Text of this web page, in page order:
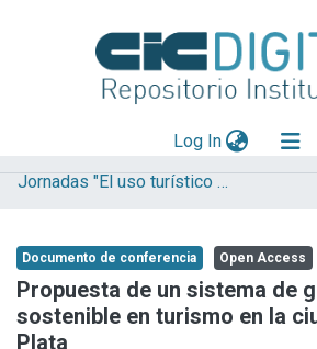
Log In(current)
Explorar
Aportar material
Statistics
Jornadas "El uso turístico del patrimonio como recurso para el desarrollo local"
Documento de conferencia Open Access
Propuesta de un sistema de
sostenible en turismo en la
Plata